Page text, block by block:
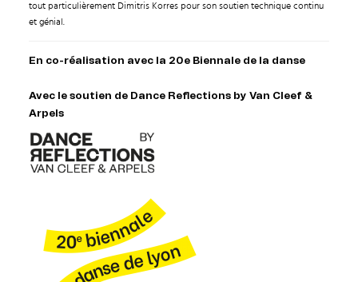
tout particulièrement Dimitris Korres pour son soutien technique continu
et génial.
En co-réalisation avec la 20e Biennale de la danse
Avec le soutien de Dance Reflections by Van Cleef &
Arpels